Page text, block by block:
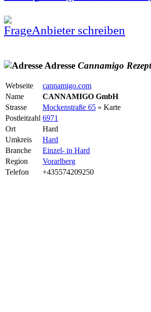
Anbieter schreiben
Adresse Cannamigo
Webseite
cannamigo.com
Name
CANNAMIGO GmbH
Strasse
Mockenstraße 65 « Karte
Postleitzahl 6971
Ort
Hard
Umkreis
Hard
Branche
Einzel- in Hard
Region
Vorarlberg
Telefon
+435574209250